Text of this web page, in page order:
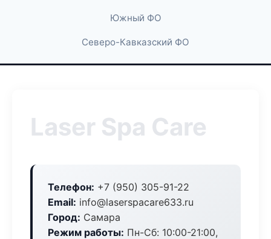
Южный ФО
Северо-Кавказский ФО
Laser Spa Care
Телефон: +7 (950) 305-91-22
Email: info@laserspacare633.ru
Город: Самара
Режим работы: Пн-Сб: 10:00-21:00,